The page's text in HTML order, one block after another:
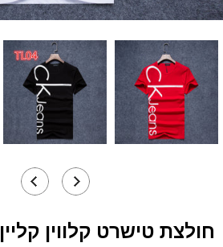
חולצת טישרט קלווין קליין Calvin Klein